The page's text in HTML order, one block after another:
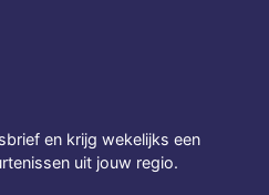
en krijg wekelijks een
uit jouw regio.